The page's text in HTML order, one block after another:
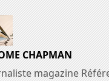
CHAPMAN
magazine